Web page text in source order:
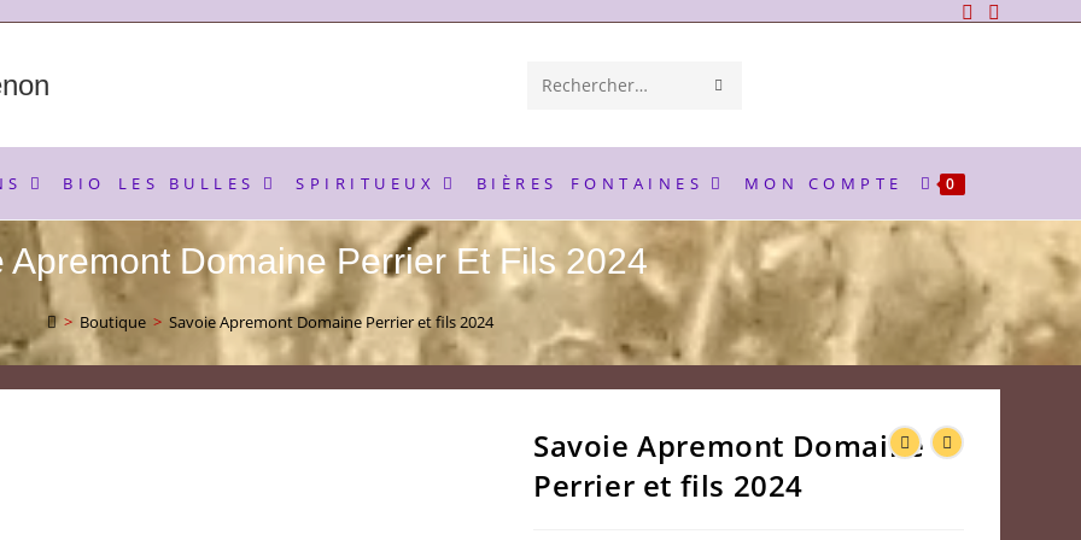
Rechercher
ce RECHERCHE
BIO LES BULLES SPIRITUEUX BIÈRES FONTAINES MON COMPTE 0
Apremont Domaine Perrier Et Fils 2024
> Boutique > Savoie Apremont Domaine Perrier et fils 2024
Savoie Apremont Domaine
Perrier et fils 2024